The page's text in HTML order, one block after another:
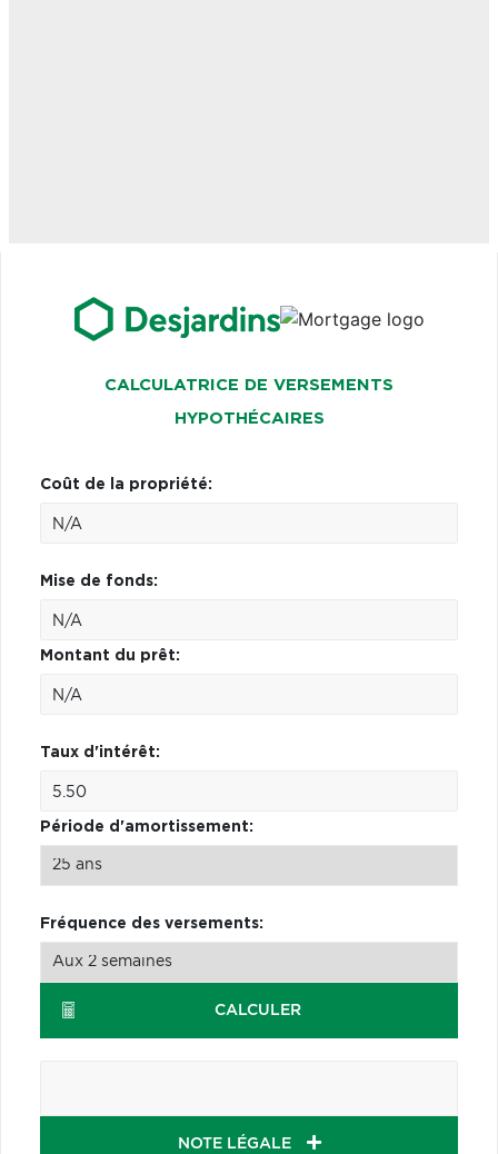
CALCULATRICE DE VERSEMENTS
HYPOTHÉCAIRES
Coût de la propriété:
Mise de fonds:
Montant du prêt:
Taux d'intérêt:
Période d'amortissement:
Fréquence des versements:
CALCULER
NOTE LÉGALE